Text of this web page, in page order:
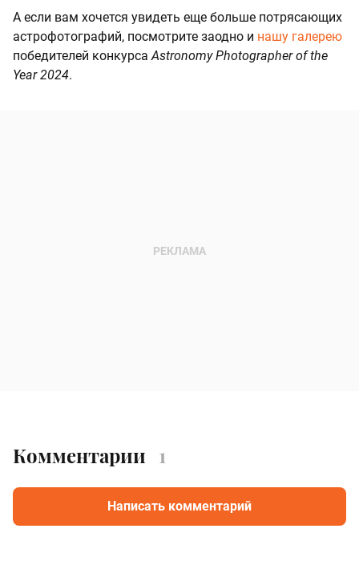
А если вам хочется увидеть еще больше потрясающих
астрофотографий, посмотрите заодно и нашу галерею
победителей конкурсаAstronomy Photographer of the
Year 2024.
Комментарии 1
Написать комментарий